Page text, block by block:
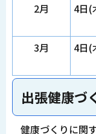
2月
4日(
3月
4日(
出張健康づ
健康づくりに関